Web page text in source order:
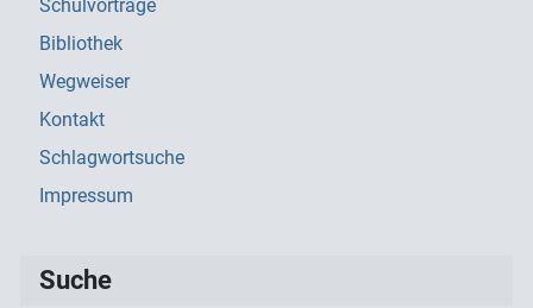
Schulvorträge
Bibliothek
Wegweiser
Kontakt
Schlagwortsuche
Impressum
Suche